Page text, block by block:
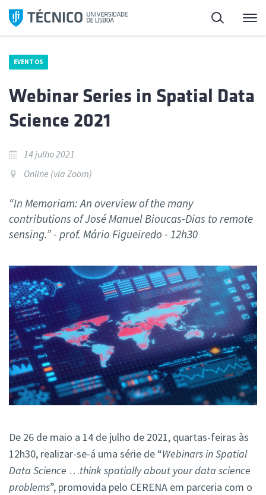
Saltar
para
Pesquisa
EVENTOS
Webinar Series in Spatial Data
Science 2021
14 julho 2021
Online (via Zoom)
“In Memoriam: An overview of the many
contributions of José Manuel Bioucas-Dias to remote
sensing.” - prof. Mário Figueiredo - 12h30
De 26 de maio a 14 de julho de 2021, quartas-feiras às
12h30, realizar-se-á uma série de “Webinars in Spatial
Data Science …think spatially about your data science
problems”, promovida pelo CERENA em parceria com o